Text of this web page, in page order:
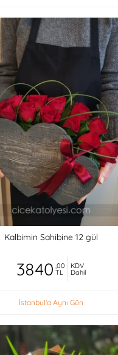
Kalbimin Sahibine 12 gül
3840 ,00
TL
KDV
Dahil
İstanbul'a Aynı Gün